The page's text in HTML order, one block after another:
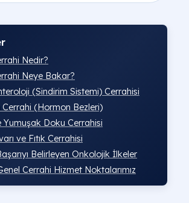
Nedir?
Neye Bakar?
(Sindirim Sistemi) Cerrahisi
Cerrahi (Hormon Bezleri)
Yumuşak Doku Cerrahisi
ve Fıtık Cerrahisi
Belirleyen Onkolojik İlkeler
Cerrahi Hizmet Noktalarımız